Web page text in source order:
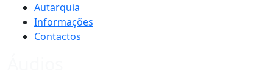
Autarquia
Informações
Contactos